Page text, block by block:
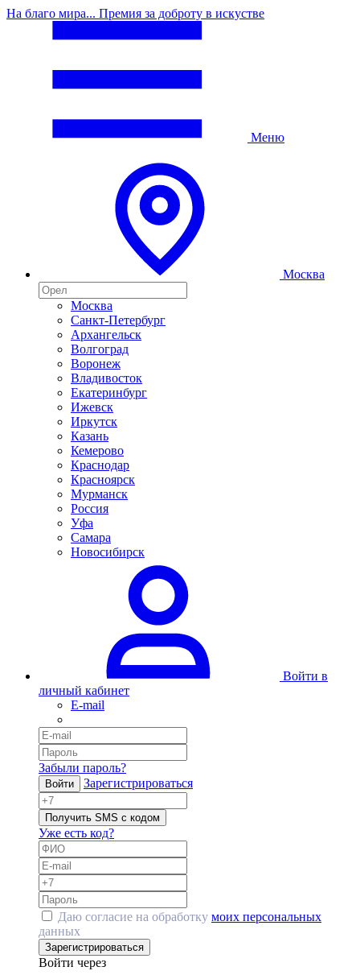
На благо мира... Премия за доброту в искустве
Меню
Москва
Москва
Санкт-Петербург
Архангельск
Волгоград
Воронеж
Владивосток
Екатеринбург
Ижевск
Иркутск
Казань
Кемерово
Краснодар
Красноярск
Мурманск
Россия
Уфа
Самара
Новосибирск
Войти в
личный кабинет
E-mail
Забыли пароль?
Войти Зарегистрироваться
Получить SMS с кодом
Уже есть код?
Даю согласие на обработку моих персональных
данных
Зарегистрироваться
Войти через